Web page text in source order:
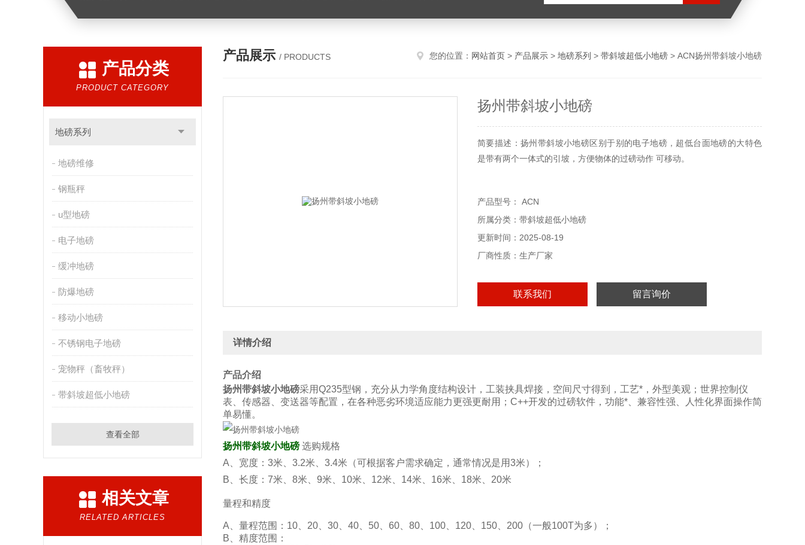
产品分类
PRODUCT CATEGORY
地磅系列
地磅维修
钢瓶秤
u型地磅
电子地磅
缓冲地磅
防爆地磅
移动小地磅
不锈钢电子地磅
宠物秤（畜牧秤）
带斜坡超低小地磅
查看全部
相关文章
RELATED ARTICLES
产品展示 / PRODUCTS 您的位置： 网站首页 > 产品展示 > 地磅系列 > 带斜坡超低小地磅 > ACN扬州带斜坡小地磅
扬州带斜坡小地磅
简要描述：扬州带斜坡小地磅区别于别的电子地磅，超低台面地磅的大特色
是带有两个一体式的引坡，方便物体的过磅动作 可移动。
产品型号： ACN
所属分类：带斜坡超低小地磅
更新时间：2025-08-19
厂商性质：生产厂家
联系我们 留言询价
详情介绍
产品介绍
扬州带斜坡小地磅采用Q235型钢，充分从力学角度结构设计，工装挟具焊接，空间尺寸得到，工艺*，外型美观；世界控制仪
表、传感器、变送器等配置，在各种恶劣环境适应能力更强更耐用；C++开发的过磅软件，功能*、兼容性强、人性化界面操作简
单易懂。
扬州带斜坡小地磅 选购规格
A、宽度：3米、3.2米、3.4米（可根据客户需求确定，通常情况是用3米）；
B、长度：7米、8米、9米、10米、12米、14米、16米、18米、20米
量程和精度
A、量程范围：10、20、30、40、50、60、80、100、120、150、200（一般100T为多）；
B、精度范围：